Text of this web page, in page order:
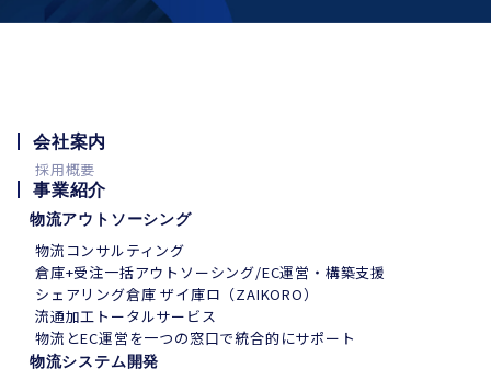
会社案内
採用概要
事業紹介
物流アウトソーシング
物流コンサルティング
倉庫+受注一括アウトソーシング/EC運営・構築支援
シェアリング倉庫 ザイ庫ロ（ZAIKORO）
流通加工トータルサービス
物流とEC運営を一つの窓口で統合的にサポート
物流システム開発